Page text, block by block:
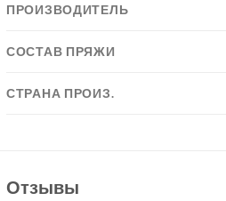
ПРОИЗВОДИТЕЛЬ
СОСТАВ ПРЯЖИ
СТРАНА ПРОИЗ.
Отзывы